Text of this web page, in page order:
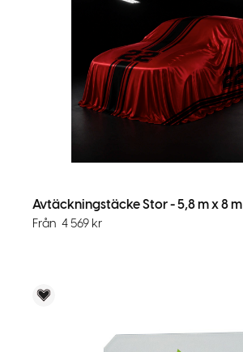
Avtäckningstäcke Stor - 5,8 m x 8 m
Från 4 569 kr